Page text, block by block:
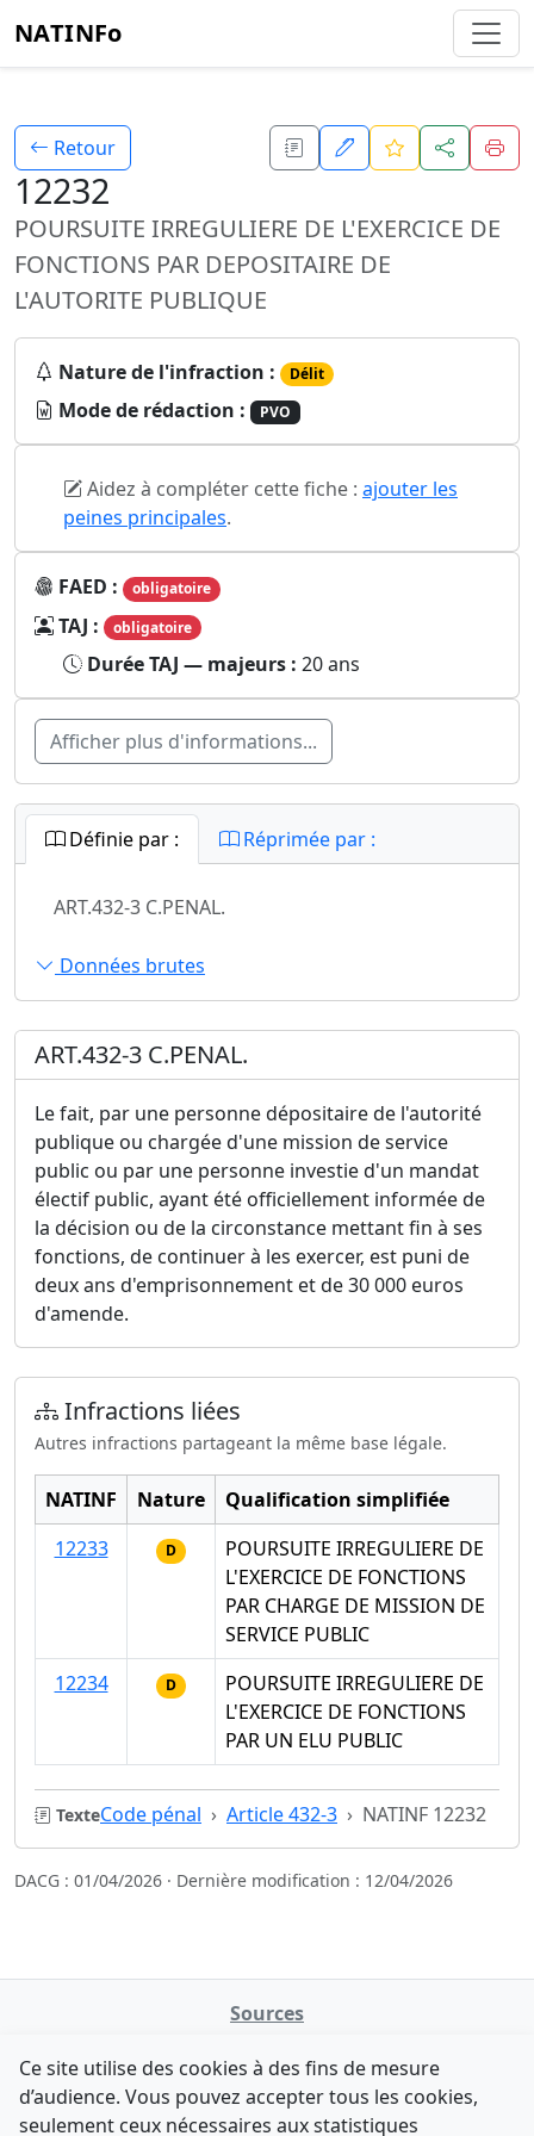
NATINFo
Retour
12232
POURSUITE IRREGULIERE DE L'EXERCICE DE
FONCTIONS PAR DEPOSITAIRE DE
L'AUTORITE PUBLIQUE
Nature de l'infraction : Délit
Mode de rédaction : PVO
Aidez à compléter cette fiche : ajouter les
peines principales.
FAED : obligatoire
TAJ : obligatoire
Durée TAJ — majeurs : 20 ans
Afficher plus d'informations...
Définie par : Réprimée par :
ART.432-3 C.PENAL.
Données brutes
ART.432-3 C.PENAL.
Le fait, par une personne dépositaire de l'autorité
publique ou chargée d'une mission de service
public ou par une personne investie d'un mandat
électif public, ayant été officiellement informée de
la décision ou de la circonstance mettant fin à ses
fonctions, de continuer à les exercer, est puni de
deux ans d'emprisonnement et de 30 000 euros
d'amende.
Infractions liées
Autres infractions partageant la même base légale.
NATINF Nature
Qualification simplifiée
12233
D
POURSUITE IRREGULIERE DE
L'EXERCICE DE FONCTIONS
PAR CHARGE DE MISSION DE
SERVICE PUBLIC
12234
D
POURSUITE IRREGULIERE DE
L'EXERCICE DE FONCTIONS
PAR UN ELU PUBLIC
TexteCode pénal Article 432-3 NATINF 12232
DACG : 01/04/2026 · Dernière modification : 12/04/2026
Sources
data.gouv.fr
Legifrance - API
Ce site utilise des cookies à des fins de mesure
d’audience. Vous pouvez accepter tous les cookies,
seulement ceux nécessaires aux statistiques